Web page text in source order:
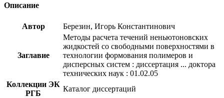
Описание
Автор Березин, Игорь Константинович
Заглавие
Методы расчета течений неньютоновских
жидкостей со свободными поверхностями в
технологии формования полимеров и
дисперсных систем : диссертация ... доктора
технических наук : 01.02.05
Коллекции ЭК
РГБ
Каталог диссертаций